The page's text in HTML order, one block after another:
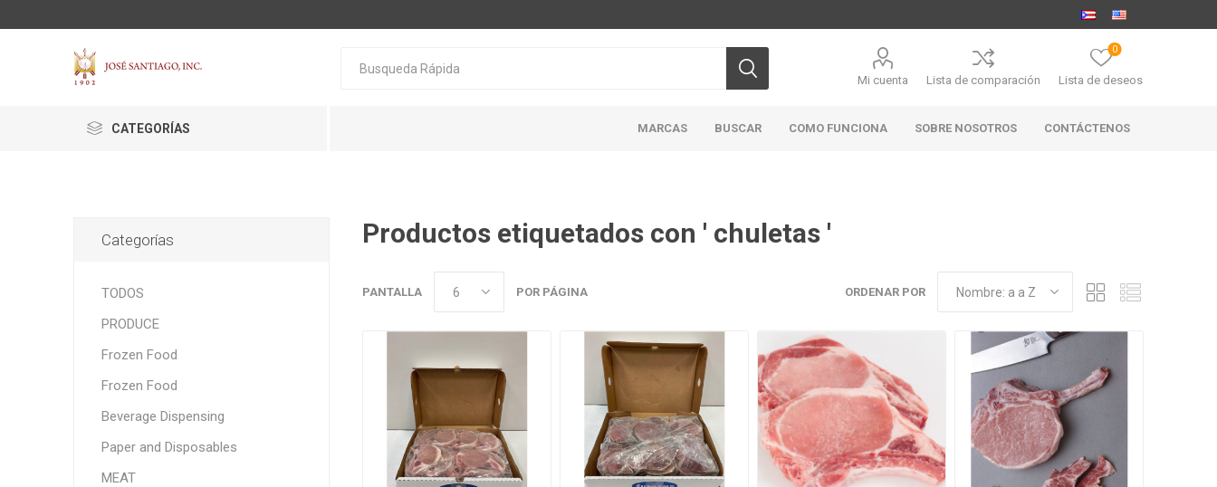
Mi cuenta Lista de comparación Lista de deseos
0
CATEGORÍAS MARCAS
RANCH-
BLACK
ANGUS
SMITHFIELD ULTRAFORCE
BUSCAR COMO FUNCIONA SOBRE NOSOTROS CONTÁCTENOS
Productos etiquetados con ' chuletas '
ORDENAR POR
PANTALLA POR PÁGINA
Categorías
TODOS
PRODUCE
Frozen Food
Frozen Food
Beverage Dispensing
Paper and Disposables
MEAT